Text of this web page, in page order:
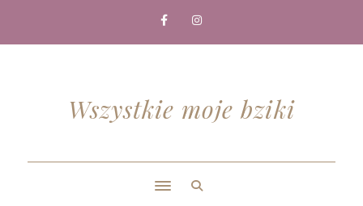
Wszystkie moje bziki